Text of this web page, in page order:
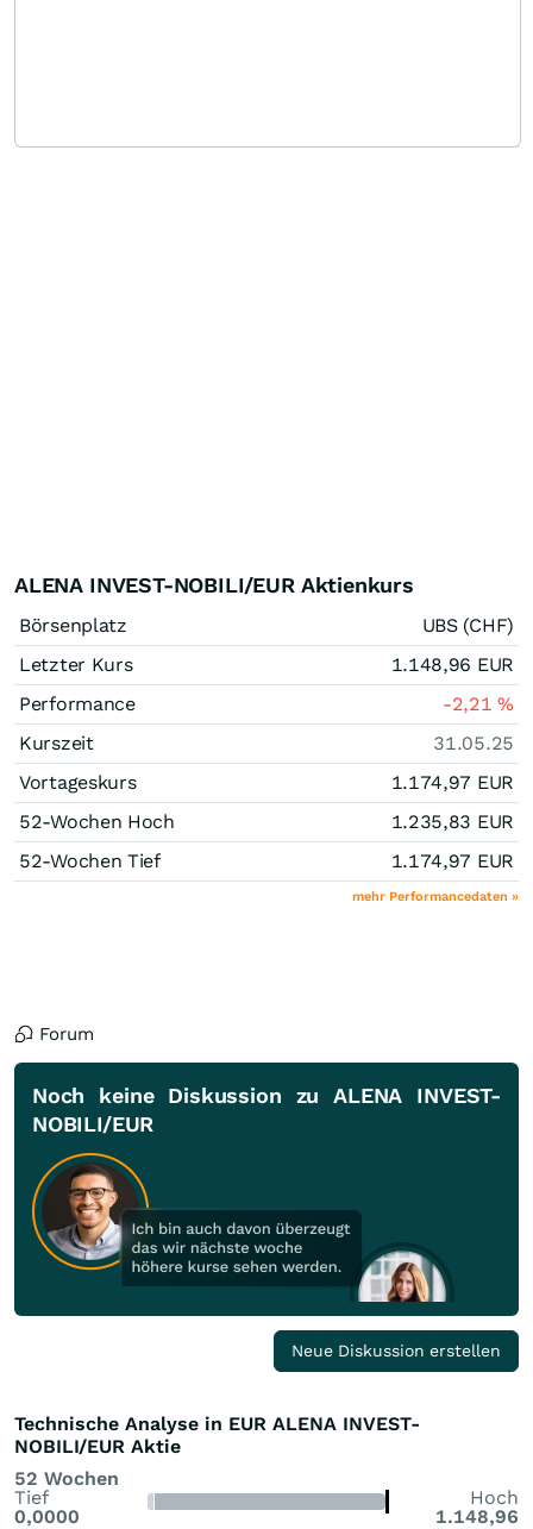
ALENA INVEST-NOBILI/EUR Aktienkurs
Börsenplatz
UBS (CHF)
Letzter Kurs
1.148,96 EUR
Performance
-2,21%
Kurszeit
31.05.25
Vortageskurs
1.174,97 EUR
52-Wochen Hoch
1.235,83 EUR
52-Wochen Tief
1.174,97 EUR
mehr Performancedaten »
Forum
Noch keine Diskussion zu ALENA INVEST-
NOBILI/EUR
Neue Diskussion erstellen
Technische Analyse in EUR ALENA INVEST-
NOBILI/EUR Aktie
52 Wochen
Tief
0,0000
Hoch
1.148,96